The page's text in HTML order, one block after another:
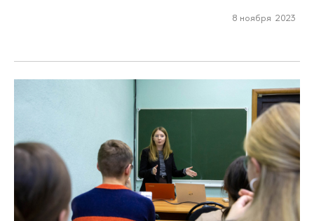
8 ноября 2023